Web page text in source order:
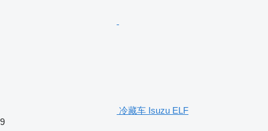
冷藏车 Isuzu ELF
9